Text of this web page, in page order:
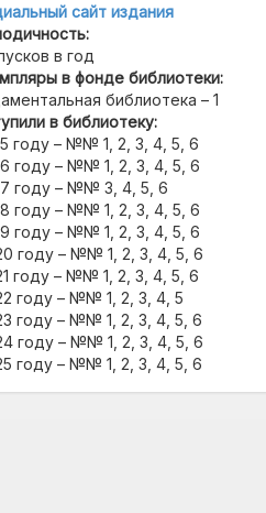
сайт издания
в год
в фонде библиотеки:
библиотека – 1
в библиотеку:
году – №№ 1, 2, 3, 4, 5, 6
году – №№ 1, 2, 3, 4, 5, 6
году – №№ 3, 4, 5, 6
году – №№ 1, 2, 3, 4, 5, 6
году – №№ 1, 2, 3, 4, 5, 6
году – №№ 1, 2, 3, 4, 5, 6
году – №№ 1, 2, 3, 4, 5, 6
году – №№ 1, 2, 3, 4, 5
году – №№ 1, 2, 3, 4, 5, 6
году – №№ 1, 2, 3, 4, 5, 6
году – №№ 1, 2, 3, 4, 5, 6